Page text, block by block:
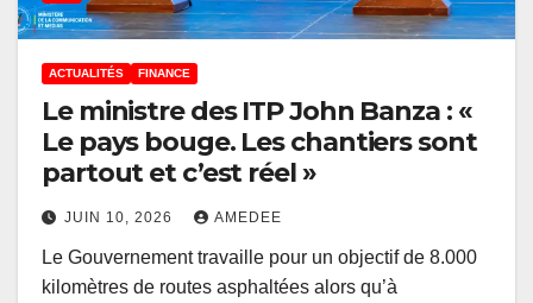
ACTUALITÉS FINANCE
Le ministre des ITP John Banza : «
Le pays bouge. Les chantiers sont
partout et c’est réel »
JUIN 10, 2026 AMEDEE
Le Gouvernement travaille pour un objectif de 8.000
kilomètres de routes asphaltées alors qu’à